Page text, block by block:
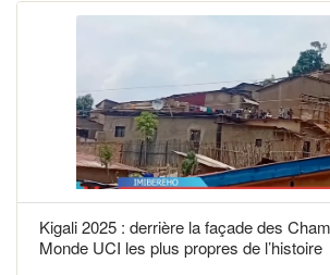
Kigali 2025 : derrière la façade des
Monde UCI les plus propres de l’histoire